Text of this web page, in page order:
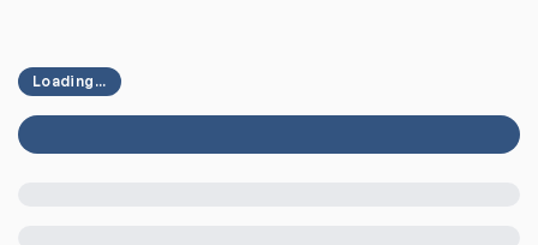
Loading...